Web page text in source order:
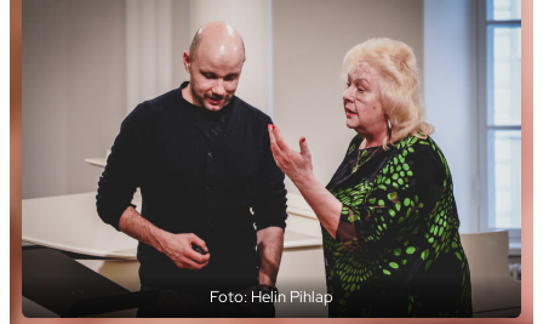
Foto: Helin Pihlap